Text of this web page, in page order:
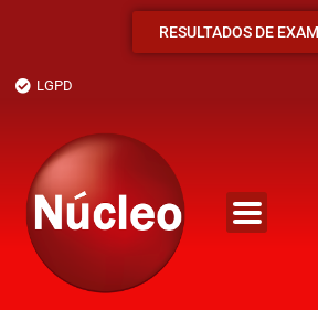
RESULTADOS DE
LGPD